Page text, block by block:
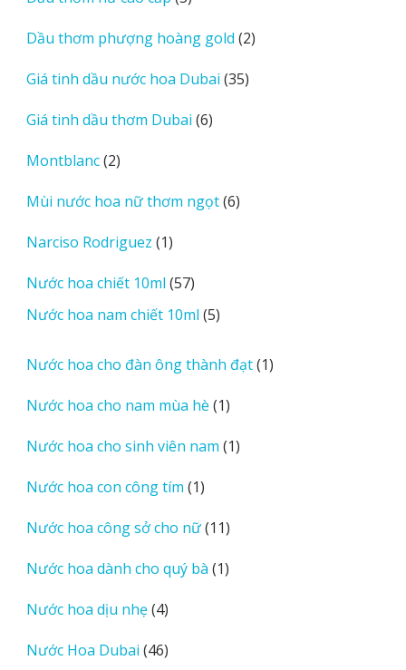
phẩm
Dầu thơm phượng hoàng gold 22
Giá tinh dầu nước hoa Dubai 3535
Giá tinh dầu thơm Dubai 66
Montblanc 22
phẩm
Mùi nước hoa nữ thơm ngọt 66
Narciso Rodriguez 11
phẩm
Nước hoa chiết 10ml 5757
sản
phẩm
Nước hoa nam chiết 10ml 55
phẩm
Nước hoa cho đàn ông thành đạt 11
Nước hoa cho nam mùa hè 11
phẩm
Nước hoa cho sinh viên nam 11
Nước hoa con công tím 11
phẩm
Nước hoa công sở cho nữ 1111
phẩm
Nước hoa dành cho quý bà 11
Nước hoa dịu nhẹ 44
phẩm
Nước Hoa Dubai 4646